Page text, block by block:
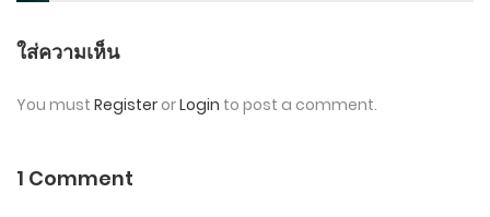
ใส่ความเห็น
You must Register orLogin to post a comment.
1 Comment